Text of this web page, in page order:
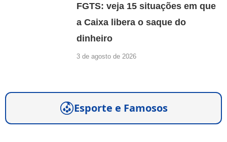
FGTS: veja 15 situações em que
a Caixa libera o saque do
dinheiro
3 de agosto de 2026
Esporte e Famosos